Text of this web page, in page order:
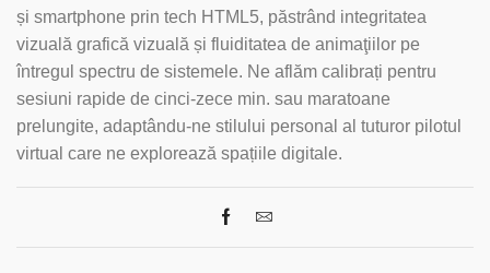
și smartphone prin tech HTML5, păstrând integritatea
vizuală grafică vizuală și fluiditatea de animaţiilor pe
întregul spectru de sistemele. Ne aflăm calibrați pentru
sesiuni rapide de cinci-zece min. sau maratoane
prelungite, adaptându-ne stilului personal al tuturor pilotul
virtual care ne explorează spațiile digitale.